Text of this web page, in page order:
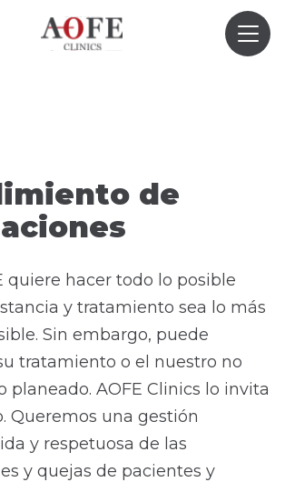
de
quiere hacer todo lo posible
y tratamiento sea lo más
Sin embargo, puede
tratamiento o el nuestro no
planeado. AOFE Clinics lo invita
Queremos una gestión
y respetuosa de las
y quejas de pacientes y